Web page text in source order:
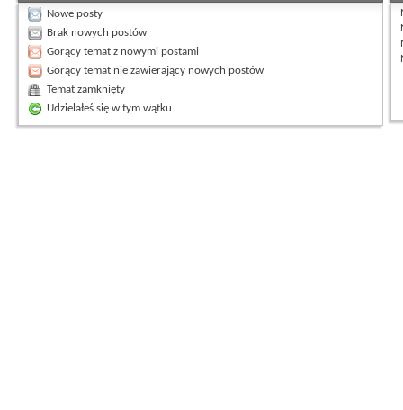
Nowe posty
Brak nowych postów
Gorący temat z nowymi postami
Gorący temat nie zawierający nowych postów
Temat zamknięty
Udzielałeś się w tym wątku